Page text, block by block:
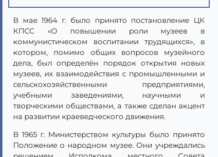
В мае 1964 г. было принято постановление ЦК
КПСС «О повышении роли музеев в
коммунистическом воспитании трудящихся», в
котором, помимо общих вопросов музейного
дела, был определён порядок открытия новых
музеев, их взаимодействия с промышленными и
сельскохозяйственными предприятиями,
учебными заведениями, научными и
творческими обществами, а также сделан акцент
на развитии краеведческого движения.
В 1965 г. Министерством культуры было принято
Положение о народном музее. Они учреждались